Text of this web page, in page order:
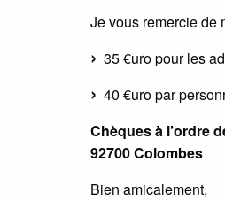
Je vous remercie de
35 €uro pour les
40 €uro par
Chèques à l’ordre
92700 Colombes
Bien amicalement,